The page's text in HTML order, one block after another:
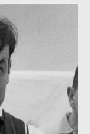
dan de
hij
van Yves
rol van de
voor zijn
en het
tint, die al
worden